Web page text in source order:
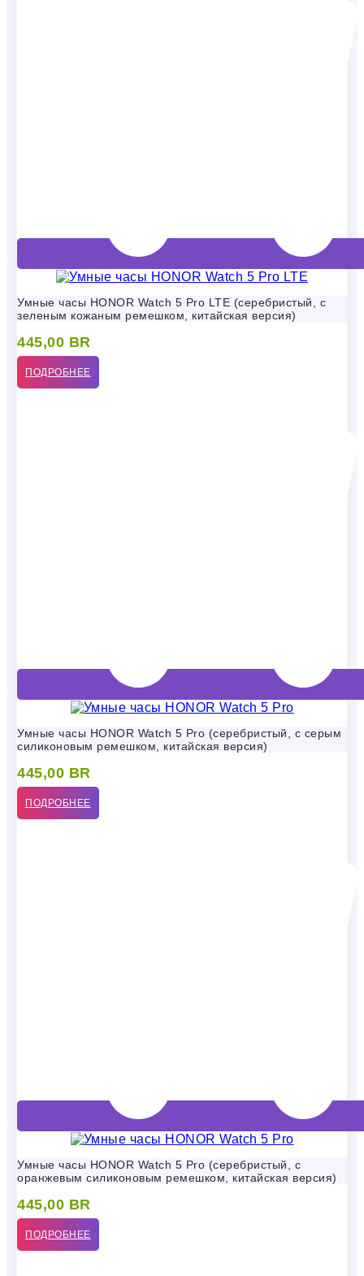
Умные часы HONOR Watch 5 Pro LTE (серебристый, с
зеленым кожаным ремешком, китайская версия)
445,00 BR
ПОДРОБНЕЕ
Умные часы HONOR Watch 5 Pro (серебристый, с серым
силиконовым ремешком, китайская версия)
445,00 BR
ПОДРОБНЕЕ
Умные часы HONOR Watch 5 Pro (серебристый, с
оранжевым силиконовым ремешком, китайская версия)
445,00 BR
ПОДРОБНЕЕ